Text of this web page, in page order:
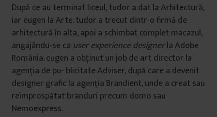
După ce au terminat liceul, tudor a dat la Arhitectură,
iar eugen la Arte. tudor a trecut dintr-o firmă de
arhitectură în alta, apoi a schimbat complet macazul,
angajându-se ca user experience designerla Adobe
România. eugen a obţinut un job de art director la
agenţia de pu- blicitate Adviser, după care a devenit
designer grafic la agenţia Brandient, unde a creat sau
reîmprospătat branduri precum domo sau
Nemoexpress.